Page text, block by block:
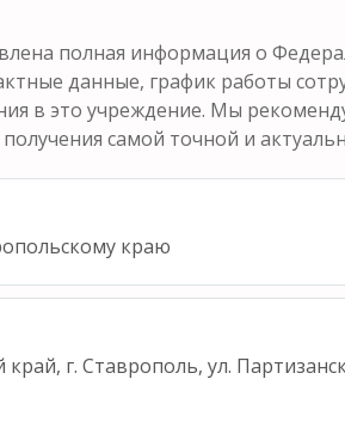
полная информация о
данные, график работы
в это учреждение. Мы
самой точной и
краю
г. Ставрополь, ул.